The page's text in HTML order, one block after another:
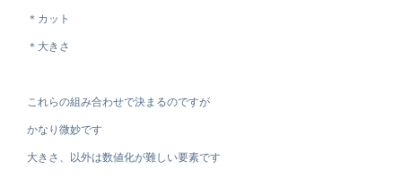
＊カット
＊大きさ
これらの組み合わせで決まるのですが
かなり微妙です
大きさ、以外は数値化が難しい要素です